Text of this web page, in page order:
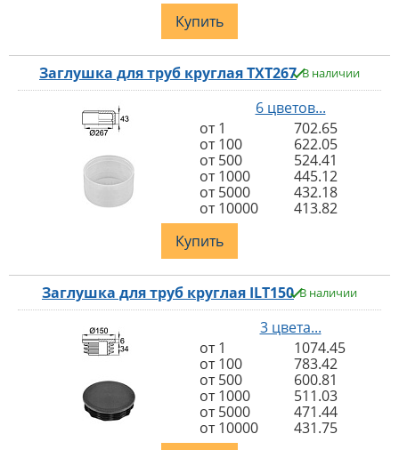
Купить
Заглушка для труб круглая TXT267 В наличии
6 цветов...
от 1
702.65
от 100
622.05
от 500
524.41
от 1000
445.12
от 5000
432.18
от 10000
413.82
Купить
Заглушка для труб круглая ILT150 В наличии
3 цвета...
от 1
1074.45
от 100
783.42
от 500
600.81
от 1000
511.03
от 5000
471.44
от 10000
431.75